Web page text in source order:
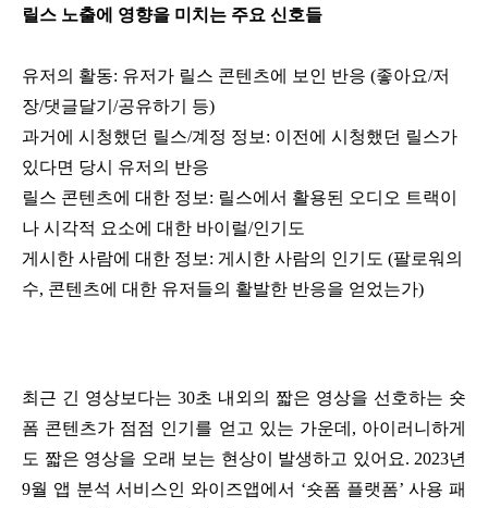
릴스 노출에 영향을 미치는 주요 신호들
유저의 활동: 유저가 릴스 콘텐츠에 보인 반응 (좋아요/저
장/댓글달기/공유하기 등)
과거에 시청했던 릴스/계정 정보: 이전에 시청했던 릴스가
있다면 당시 유저의 반응
릴스 콘텐츠에 대한 정보: 릴스에서 활용된 오디오 트랙이
나 시각적 요소에 대한 바이럴/인기도
게시한 사람에 대한 정보: 게시한 사람의 인기도 (팔로워의
수, 콘텐츠에 대한 유저들의 활발한 반응을 얻었는가)
최근 긴 영상보다는 30초 내외의 짧은 영상을 선호하는 숏
폼 콘텐츠가 점점 인기를 얻고 있는 가운데, 아이러니하게
도 짧은 영상을 오래 보는 현상이 발생하고 있어요. 2023년
9월 앱 분석 서비스인 와이즈앱에서 ‘숏폼 플랫폼’ 사용 패